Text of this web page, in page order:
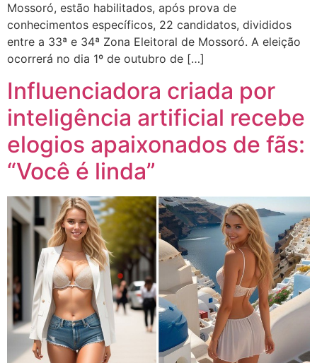
Mossoró, estão habilitados, após prova de
conhecimentos específicos, 22 candidatos, divididos
entre a 33ª e 34ª​ ​​​​Zona Eleitoral de Mossoró. A eleição
ocorrerá no dia 1º de outubro de […]
Influenciadora criada por
inteligência artificial recebe
elogios apaixonados de fãs:
“Você é linda”